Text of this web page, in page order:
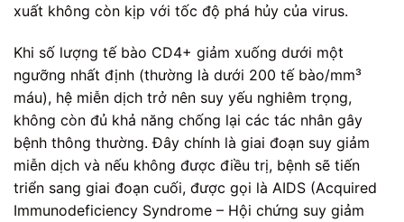
xuất không còn kịp với tốc độ phá hủy của virus.
Khi số lượng tế bào CD4+ giảm xuống dưới một
ngưỡng nhất định (thường là dưới 200 tế bào/mm³
máu), hệ miễn dịch trở nên suy yếu nghiêm trọng,
không còn đủ khả năng chống lại các tác nhân gây
bệnh thông thường. Đây chính là giai đoạn suy giảm
miễn dịch và nếu không được điều trị, bệnh sẽ tiến
triển sang giai đoạn cuối, được gọi là AIDS (Acquired
Immunodeficiency Syndrome – Hội chứng suy giảm